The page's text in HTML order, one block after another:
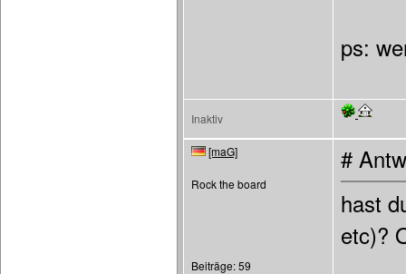
ps:
Inaktiv
[maG]
Rock the board
Beiträge: 59
#
hast
etc)?